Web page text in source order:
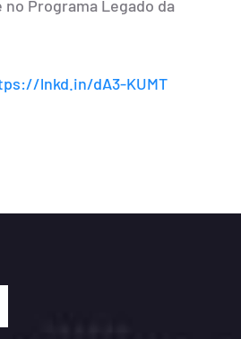
no Programa Legado da
lnkd.in/dA3-KUMT